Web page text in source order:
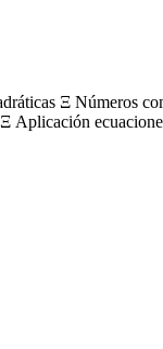
Ξ Números
Aplicación